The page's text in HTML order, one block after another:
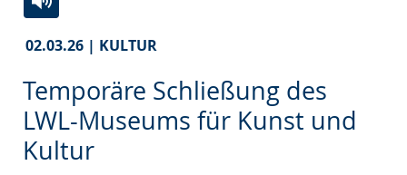
02.03.26 | KULTUR
Temporäre Schließung des
LWL-Museums für Kunst und
Kultur
Leichten
Sprache
wechseln.
Audio-
Unterstützung.
Video
in
Deutscher
Gebärdensprache
wird